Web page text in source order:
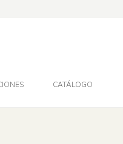
CATÁLOGO